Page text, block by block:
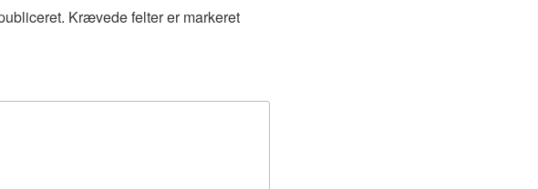
Krævede felter er markeret